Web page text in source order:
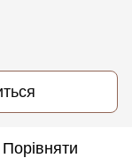
Порівняти